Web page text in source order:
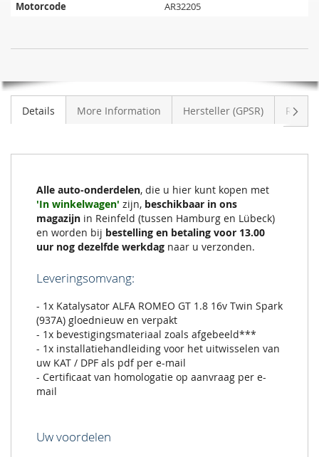
Motorcode
AR32205
ROMEO
1.8
VOORRAAD
Details More Information Hersteller (GPSR)
Alle auto-onderdelen, die u hier kunt kopen met
'In winkelwagen' zijn, beschikbaar in ons
magazijn in Reinfeld (tussen Hamburg en Lübeck)
en worden bij bestelling en betaling voor 13.00
uur nog dezelfde werkdag naar u verzonden.
Leveringsomvang:
- 1x Katalysator ALFA ROMEO GT 1.8 16v Twin Spark
(937A) gloednieuw en verpakt
- 1x bevestigingsmateriaal zoals afgebeeld***
- 1x installatiehandleiding voor het uitwisselen van
uw KAT / DPF als pdf per e-mail
- Certificaat van homologatie op aanvraag per e-
mail
Uw voordelen